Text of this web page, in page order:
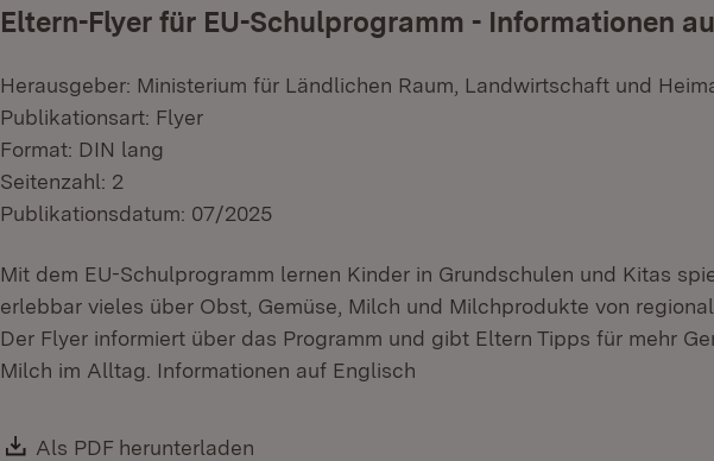
Eltern-Flyer für EU-Schulprogramm - Informationen
Herausgeber: Ministerium für Ländlichen Raum, Landwirtschaft und
Publikationsart: Flyer
Format: DIN lang
Seitenzahl: 2
Publikationsdatum: 07/2025
Mit dem EU-Schulprogramm lernen Kinder in Grundschulen und Kitas
erlebbar vieles über Obst, Gemüse, Milch und Milchprodukte von
Der Flyer informiert über das Programm und gibt Eltern Tipps für mehr
Milch im Alltag. Informationen auf Englisch
Download:
Als PDF herunterladen